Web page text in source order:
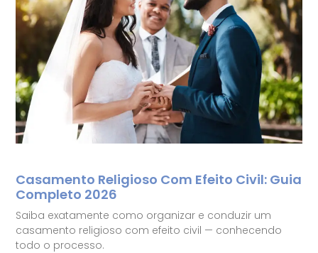
Casamento Religioso Com Efeito Civil: Guia
Completo 2026
Saiba exatamente como organizar e conduzir um
casamento religioso com efeito civil — conhecendo
todo o processo.